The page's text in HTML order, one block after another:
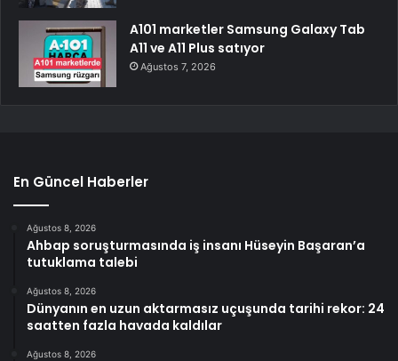
A101 marketler Samsung Galaxy Tab
A11 ve A11 Plus satıyor
Ağustos 7, 2026
En Güncel Haberler
Ağustos 8, 2026
Ahbap soruşturmasında iş insanı Hüseyin Başaran’a
tutuklama talebi
Ağustos 8, 2026
Dünyanın en uzun aktarmasız uçuşunda tarihi rekor: 24
saatten fazla havada kaldılar
Ağustos 8, 2026